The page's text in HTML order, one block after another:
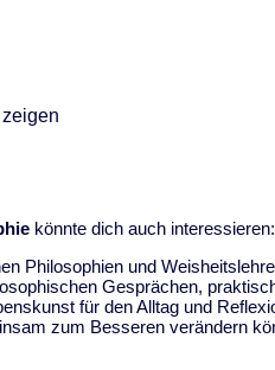
könnte dich auch interessieren:
Philosophien und
Gesprächen,
für den Alltag und
zum Besseren verändern